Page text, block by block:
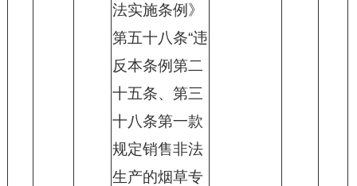
法实施条例》
第五十八条“违
反本条例第二
十五条、第三
十八条第一款
规定销售非法
生产的烟草专